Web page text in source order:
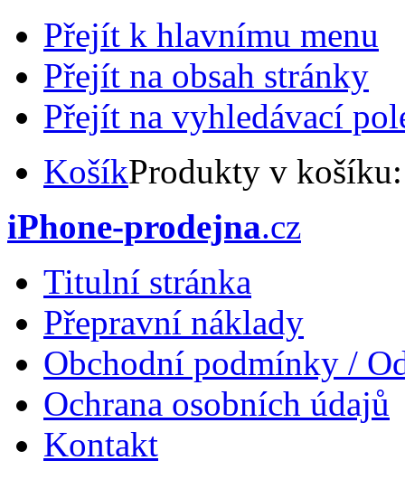
Přejít k hlavnímu menu
Přejít na obsah stránky
Přejít na vyhledávací
KošíkProdukty v
iPhone-prodejna.cz
Titulní stránka
Přepravní náklady
Obchodní podmínky /
Ochrana osobních údajů
Kontakt